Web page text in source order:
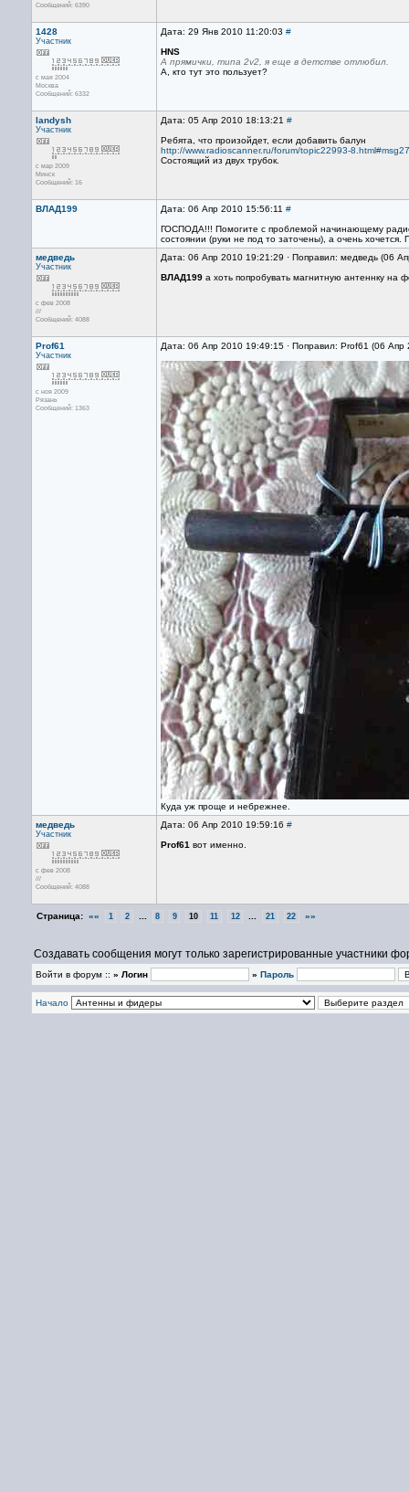
Сообщений: 6390
1428
Участник
с мая 2004
Москва
Сообщений: 6332
Дата: 29 Янв 2010 11:20:03 #
HNS
А прямички, типа 2v2, я еще в детстве отлюбил.
А, кто тут это пользует?
landysh
Участник
с мар 2009
Минск
Сообщений: 16
Дата: 05 Апр 2010 18:13:21 #
Ребята, что произойдет, если добавить балун
http://www.radioscanner.ru/forum/topic22993-
Состоящий из двух трубок.
ВЛАД199 Дата: 06 Апр 2010 15:56:11 #
ГОСПОДА!!! Помогите с проблемой начинающему
состоянии (руки не под то заточены), а очень
медведь
Участник
с фев 2008
///
Сообщений: 4088
Дата: 06 Апр 2010 19:21:29 · Поправил: медведь (06
ВЛАД199 а хоть попробувать магнитную антеннку
Prof61
Участник
с ноя 2009
Рязань
Сообщений: 1363
Дата: 06 Апр 2010 19:49:15 · Поправил: Prof61 (06
Куда уж проще и небрежнее.
медведь
Участник
с фев 2008
///
Сообщений: 4088
Дата: 06 Апр 2010 19:59:16 #
Prof61 вот именно.
Страница: «« 1 2 8 9 10 11 12 21 22 »»
Создавать сообщения могут только зарегистрированные участники
Войти в форум :: » Логин » Пароль
Начало